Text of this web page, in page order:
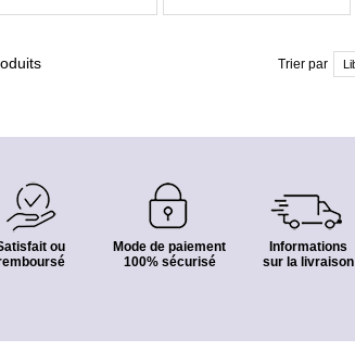
Trier par
ou
Mode de paiement
100% sécurisé
Informations
sur la livraison